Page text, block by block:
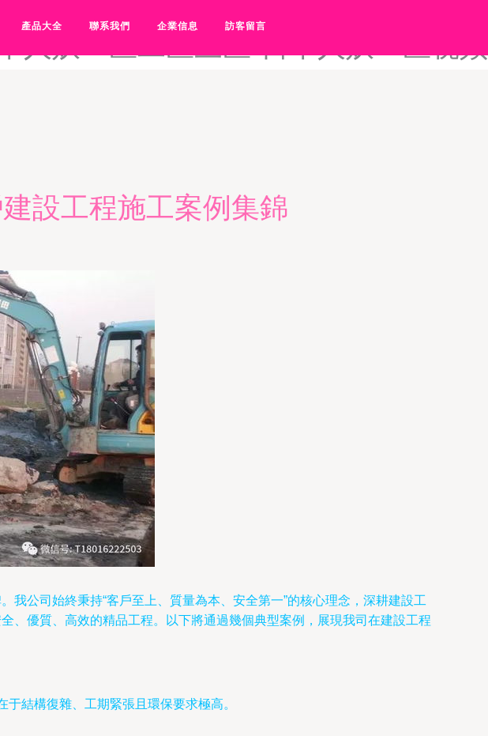
本人妖ts一区二区-日本人妖毛片-日
產品大全 聯系我們 企業信息 訪客留言
設工程施工案例集錦
公司始終秉持“客戶至上、質量為本、安全第一”的核心理念，深耕建設工
、優質、高效的精品工程。以下將通過幾個典型案例，展現我司在建設工程
結構復雜、工期緊張且環保要求極高。